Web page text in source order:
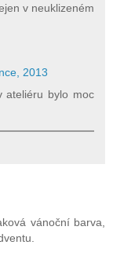
v neuklizeném
2013
ateliéru bylo moc
vánoční barva,